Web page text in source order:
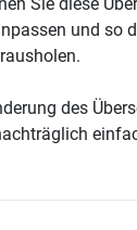
Sie diese
und so
des